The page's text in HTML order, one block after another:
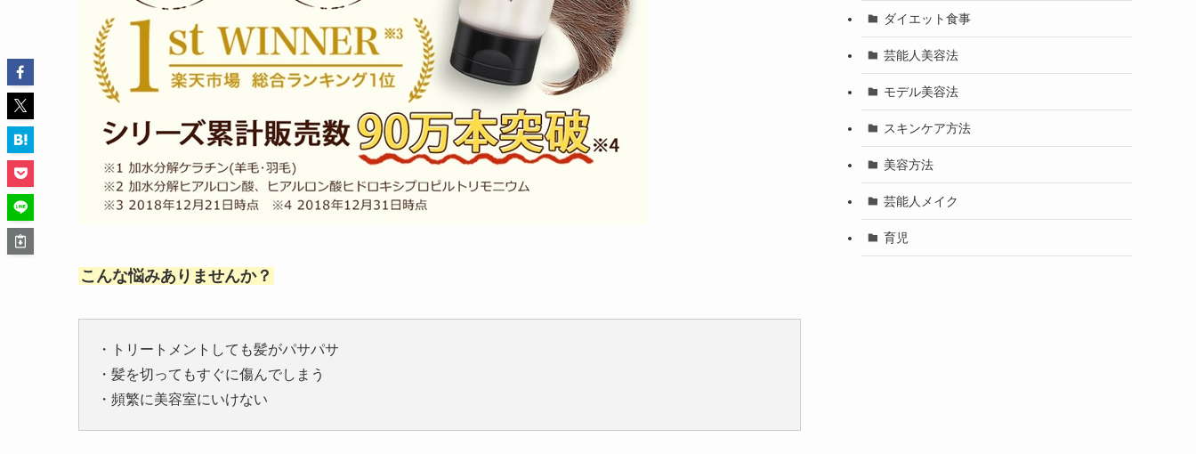
こんな悩みありませんか？
・トリートメントしても髪がパサパサ
・髪を切ってもすぐに傷んでしまう
・頻繁に美容室にいけない
ダイエット食事
芸能人美容法
モデル美容法
スキンケア方法
美容方法
芸能人メイク
育児